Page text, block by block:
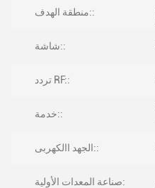
منطقة الهدف::
شاشة::
تردد RF::
خدمة::
الجهد االكهربى::
صناعة المعدات الأولية: